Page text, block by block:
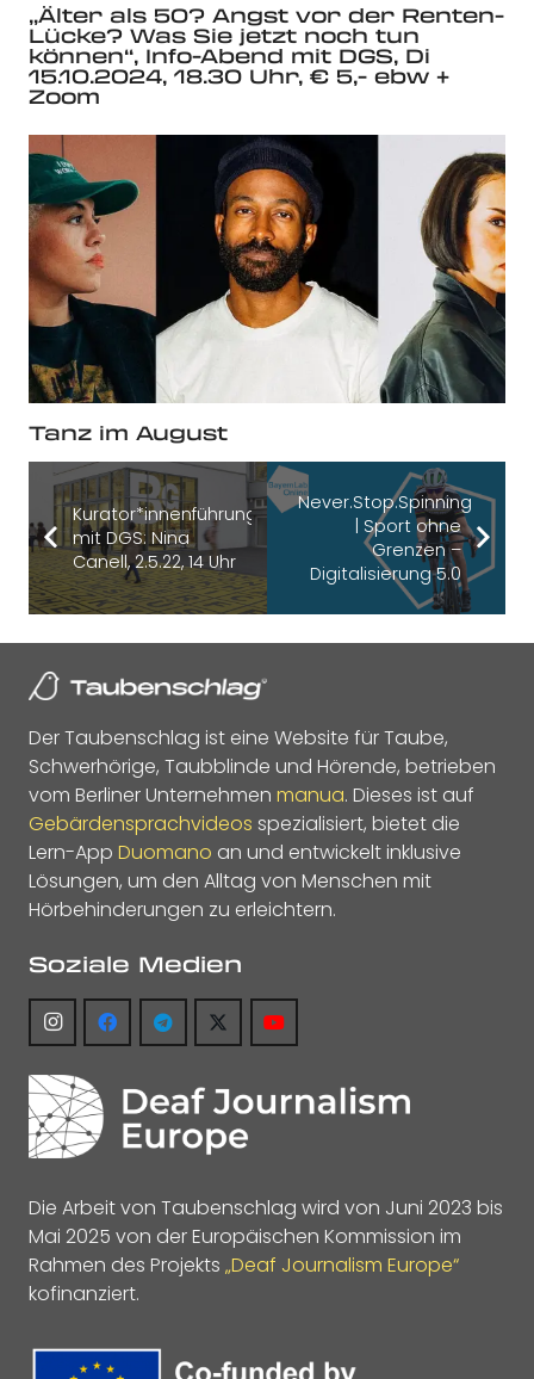
„Älter als 50? Angst vor der Renten-
Lücke? Was Sie jetzt noch tun
können“, Info-Abend mit DGS, Di
15.10.2024, 18.30 Uhr, € 5,- ebw +
Zoom
Tanz im August
Kurator*innenführung
mit DGS: Nina
Canell, 2.5.22, 14 Uhr
Never.Stop.Spinning
| Sport ohne
Grenzen –
Digitalisierung 5.0
Der Taubenschlag ist eine Website für Taube,
Schwerhörige, Taubblinde und Hörende, betrieben
vom Berliner Unternehmen manua. Dieses ist auf
Gebärdensprachvideos spezialisiert, bietet die
Lern-App Duomano an und entwickelt inklusive
Lösungen, um den Alltag von Menschen mit
Hörbehinderungen zu erleichtern.
Soziale Medien
Die Arbeit von Taubenschlag wird von Juni 2023 bis
Mai 2025 von der Europäischen Kommission im
Rahmen des Projekts „Deaf Journalism Europe“
kofinanziert.